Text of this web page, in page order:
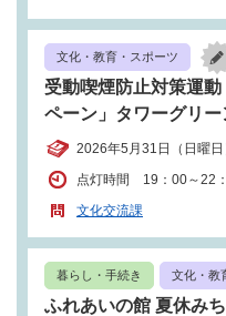
文化・教育・スポーツ
受動喫煙防止対策運
ペーン」タワーグリ
2026年5月31日（日曜日
点灯時間 19：00～22
文化交流課
暮らし・手続き 文化・教
ふれあいの館 夏休み